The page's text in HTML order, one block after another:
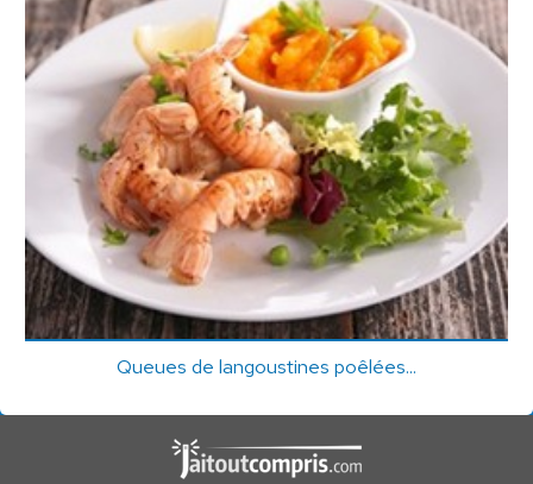
Queues de langoustines poêlées...